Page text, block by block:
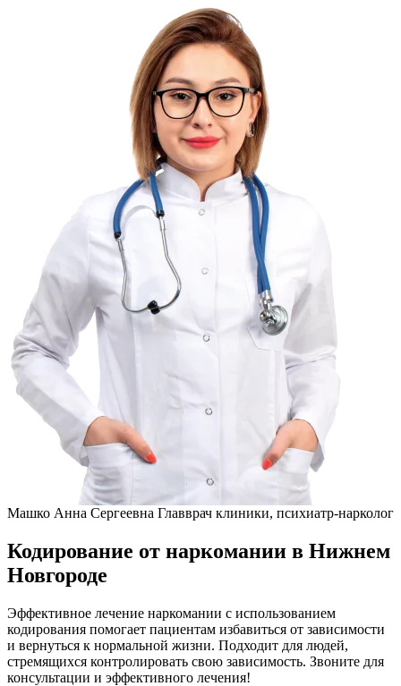
Машко Анна Сергеевна Главврач клиники, психиатр-нарколог
Кодирование от наркомании в Нижнем
Новгороде
Эффективное лечение наркомании с использованием
кодирования помогает пациентам избавиться от зависимости
и вернуться к нормальной жизни. Подходит для людей,
стремящихся контролировать свою зависимость. Звоните для
консультации и эффективного лечения!